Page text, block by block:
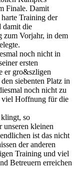
Finale. Damit
Training der
damit die
zum Vorjahr, in dem
noch nicht in
ersten
er gro&szligen
siebenten Platz in
noch nicht zu
viel Hoffnung für die
so
unseren kleinen
ist das nicht
der anderen
Training und viel
Betreuern erreichen